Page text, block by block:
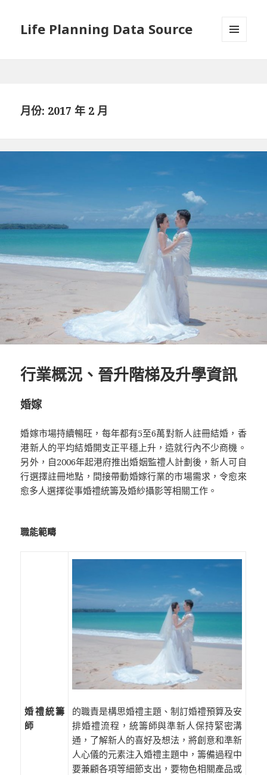
Life Planning Data Source
月份: 2017 年 2 月
行業概況、晉升階梯及升學資訊
婚嫁
婚嫁市場持續暢旺，每年都有5至6萬對新人註冊結婚，香
港新人的平均結婚開支正平穩上升，造就行內不少商機。
另外，自2006年起港府推出婚姻監禮人計劃後，新人可自
行選擇註冊地點，間接帶動婚嫁行業的市場需求，令愈來
愈多人選擇從事婚禮統籌及婚紗攝影等相關工作。
職能範疇
婚禮統籌
師
的職責是構思婚禮主題、制訂婚禮預算及安
排婚禮流程，統籌師與準新人保持緊密溝
通，了解新人的喜好及想法，將創意和準新
人心儀的元素注入婚禮主題中，籌備過程中
要兼顧各項等細節支出，要物色相關產品或